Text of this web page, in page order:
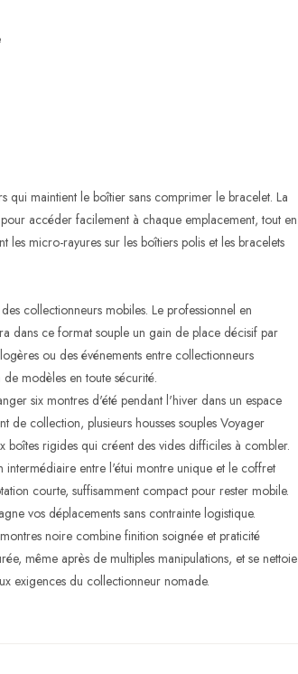
qui maintient le boîtier sans comprimer le bracelet. La
accéder facilement à chaque emplacement, tout en
les micro-rayures sur les boîtiers polis et les bracelets
collectionneurs mobiles. Le professionnel en
dans ce format souple un gain de place décisif par
ou des événements entre collectionneurs
modèles en toute sécurité.
six montres d'été pendant l'hiver dans un espace
de collection, plusieurs housses souples Voyager
boîtes rigides qui créent des vides difficiles à combler.
entre l'étui montre unique et le coffret
courte, suffisamment compact pour rester mobile.
vos déplacements sans contrainte logistique.
noire combine finition soignée et praticité
même après de multiples manipulations, et se nettoie
exigences du collectionneur nomade.